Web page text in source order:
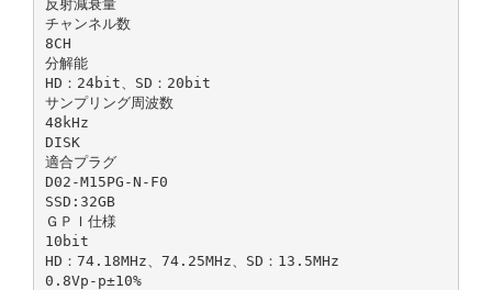
反射減衰量
チャンネル数
8CH
分解能
HD：24bit、SD：20bit
サンプリング周波数
48kHz
DISK
適合プラグ
D02-M15PG-N-F0
SSD:32GB
ＧＰＩ仕様
10bit
HD：74.18MHz、74.25MHz、SD：13.5MHz
0.8Vp-p±10%